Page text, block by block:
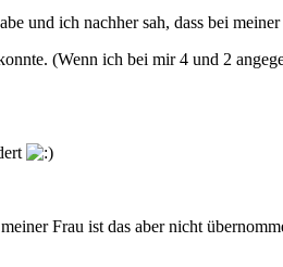
und ich nachher sah, dass bei
(Wenn ich bei mir 4 und 2
Frau ist das aber nicht